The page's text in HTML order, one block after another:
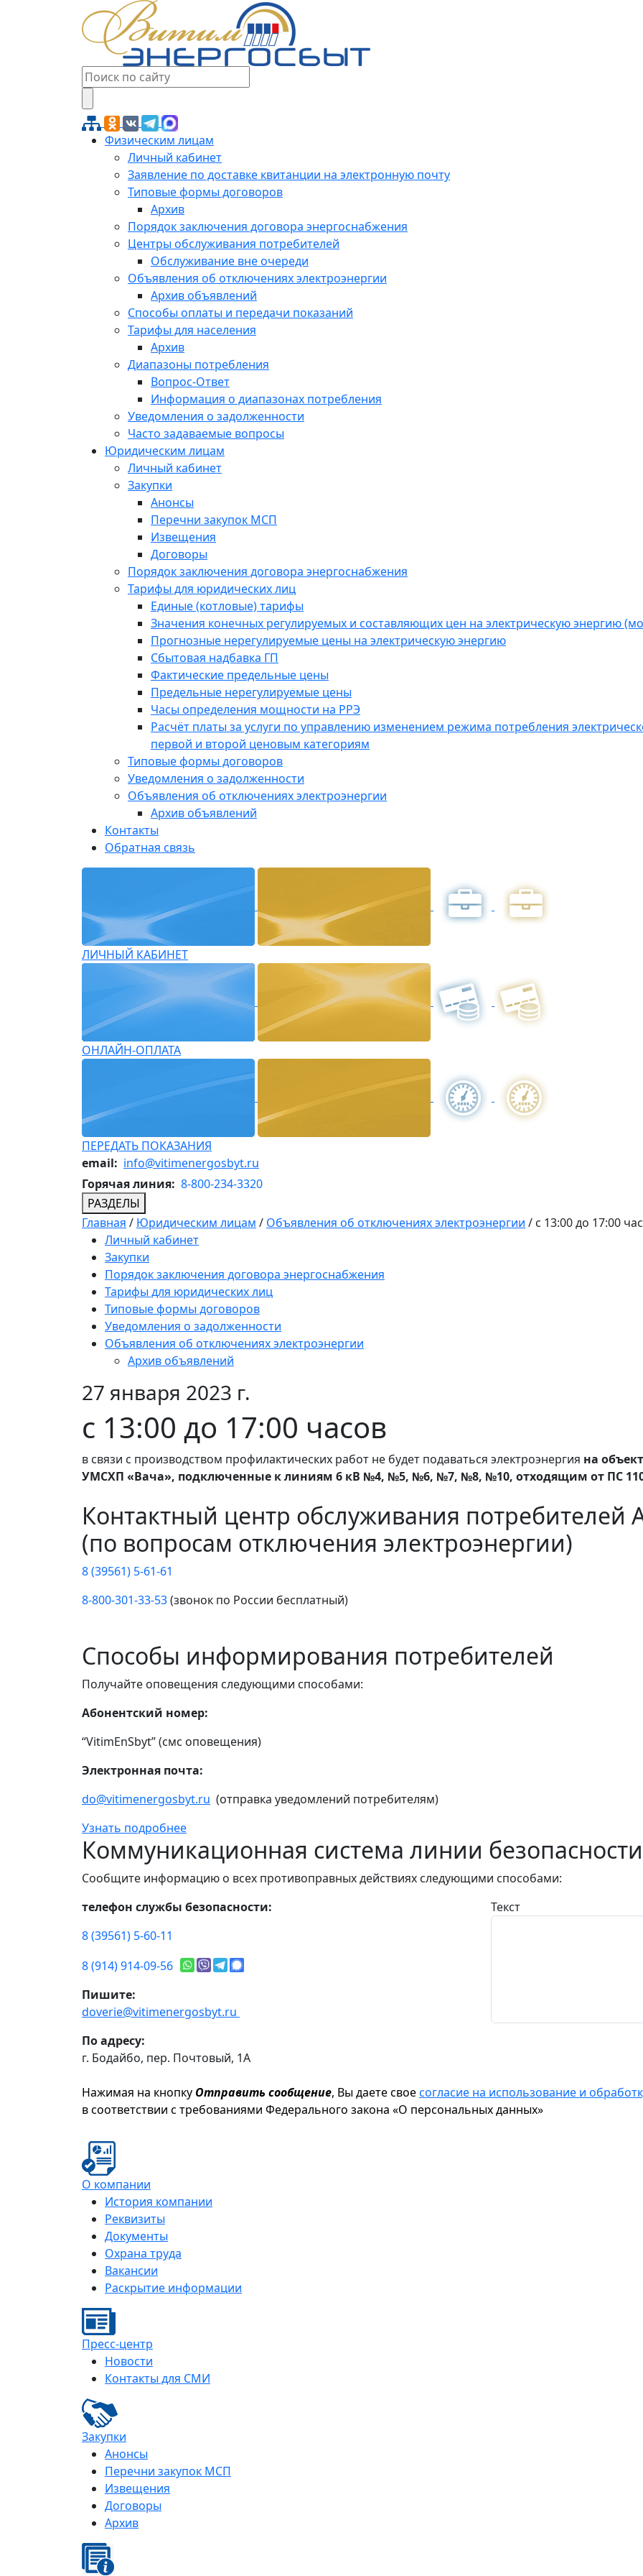
Физическим лицам
Личный кабинет
Заявление по доставке квитанции на электронную почту
Типовые формы договоров
Архив
Порядок заключения договора энергоснабжения
Центры обслуживания потребителей
Обслуживание вне очереди
Объявления об отключениях электроэнергии
Архив объявлений
Способы оплаты и передачи показаний
Тарифы для населения
Архив
Диапазоны потребления
Вопрос-Ответ
Информация о диапазонах потребления
Уведомления о задолженности
Часто задаваемые вопросы
Юридическим лицам
Личный кабинет
Закупки
Анонсы
Перечни закупок МСП
Извещения
Договоры
Порядок заключения договора энергоснабжения
Тарифы для юридических лиц
Единые (котловые) тарифы
Значения конечных регулируемых и составляющих цен на электрическую энергию
Прогнозные нерегулируемые цены на электрическую энергию
Сбытовая надбавка ГП
Фактические предельные цены
Предельные нерегулируемые цены
Часы определения мощности на РРЭ
Расчёт платы за услуги по управлению изменением режима потребления
первой и второй ценовым категориям
Типовые формы договоров
Уведомления о задолженности
Объявления об отключениях электроэнергии
Архив объявлений
Контакты
Обратная связь
ЛИЧНЫЙ КАБИНЕТ
ОНЛАЙН-ОПЛАТА
ПЕРЕДАТЬ ПОКАЗАНИЯ
email: info@vitimenergosbyt.ru
Горячая линия: 8-800-234-3320
РАЗДЕЛЫ
Главная / Юридическим лицам / Объявления об отключениях электроэнергии / с 13:00 до 17:00
Личный кабинет
Закупки
Порядок заключения договора энергоснабжения
Тарифы для юридических лиц
Типовые формы договоров
Уведомления о задолженности
Объявления об отключениях электроэнергии
Архив объявлений
27 января 2023 г.
с 13:00 до 17:00 часов
в связи с производством профилактических работ не будет подаваться электроэнергия на
УМСХП «Вача», подключенные к линиям 6 кВ №4, №5, №6, №7, №8, №10, отходящим от ПС
Контактный центр обслуживания потребителей
(по вопросам отключения электроэнергии)
8 (39561) 5-61-61
8-800-301-33-53(звонок по России бесплатный)
Способы информирования потребителей
Получайте оповещения следующими способами:
Абонентский номер:
“VitimEnSbyt” (смс оповещения)
Электронная почта:
do@vitimenergosbyt.ru (отправка уведомлений потребителям)
Узнать подробнее
Коммуникационная система линии безопасности
Сообщите информацию о всех противоправных действиях следующими способами:
телефон службы безопасности:
8 (39561) 5-60-11
8 (914) 914-09-56
Пишите:
doverie@vitimenergosbyt.ru
По адресу:
г. Бодайбо, пер. Почтовый, 1А
Текст
Нажимая на кнопку Отправить сообщение, Вы даете своесогласие на использование и
в соответствии с требованиями Федерального закона «О персональных данных»
О компании
История компании
Реквизиты
Документы
Охрана труда
Вакансии
Раскрытие информации
Пресс-центр
Новости
Контакты для СМИ
Закупки
Анонсы
Перечни закупок МСП
Извещения
Договоры
Архив